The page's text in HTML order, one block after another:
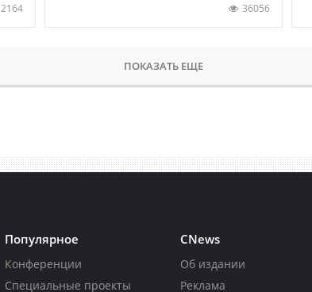
2164 36056
ПОКАЗАТЬ ЕЩЕ
Популярное
Конференции
Специальные проекты
CNews
Об издании
Реклама